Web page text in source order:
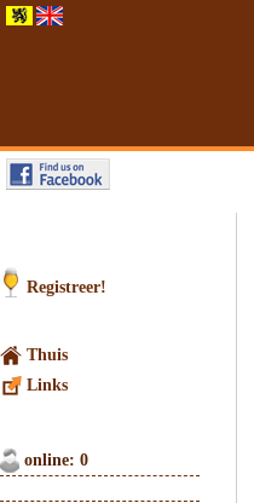
Registreer!
Thuis
Links
online: 0